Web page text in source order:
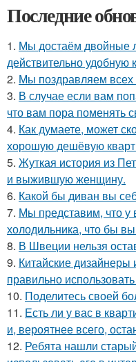
Последние
1. Мы достаём двойные
действительно удобную
2. Мы поздравляем всех
3. В случае если вам
что вам пора поменять
4. Как думаете, может
хорошую дешёвую
5. Жуткая история из
и выжившую женщину.
6. Какой бы диван вы
7. Мы представим, что у
холодильника, что бы
8. В Швеции нельзя
9. Китайские дизайнеры
правильно
10. Поделитесь своей
11. Есть ли у вас в
и, вероятнее всего,
12. Ребята нашли